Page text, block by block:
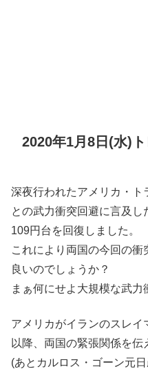
2020年1月8日(水)
深夜行われたアメリカ・ト
との武力衝突回避に言及し
109円台を回復しました。
これにより両国の今回の
良いのでしょうか？
まぁ何にせよ大規模な武力
アメリカがイランのスレイ
以降、両国の緊張関係を
(あとカルロス・ゴーン元